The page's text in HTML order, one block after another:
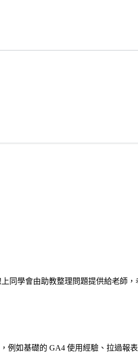
同學會由助教整理問題提供給老師，
如基礎的 GA4 使用經驗、拉過報